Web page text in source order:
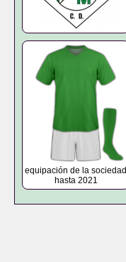
equipación de la sociedad
hasta 2021